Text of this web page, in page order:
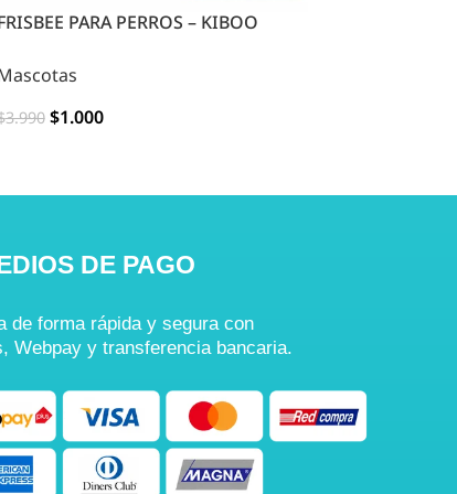
PARA PERROS – KIBOO
3.990 $1.000
DE PAGO
de forma rápida y segura con
Webpay y transferencia bancaria.